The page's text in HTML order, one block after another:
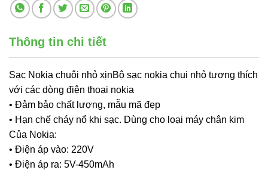
Thông tin chi tiết
Sạc Nokia chuôi nhỏ xịnBộ sạc nokia chui nhỏ tương thích
với các dòng điện thoại nokia
• Đảm bảo chất lượng, mẫu mã đẹp
• Hạn chế cháy nổ khi sạc. Dùng cho loại máy chân kim
Của Nokia:
• Điện áp vào: 220V
• Điện áp ra: 5V-450mAh